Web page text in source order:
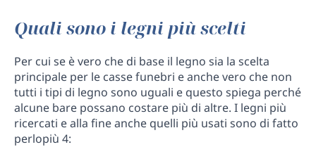
Quali sono i legni più scelti
Per cui se è vero che di base il legno sia la scelta
principale per le casse funebri e anche vero che non
tutti i tipi di legno sono uguali e questo spiega perché
alcune bare possano costare più di altre. I legni più
ricercati e alla fine anche quelli più usati sono di fatto
perlopiù 4: